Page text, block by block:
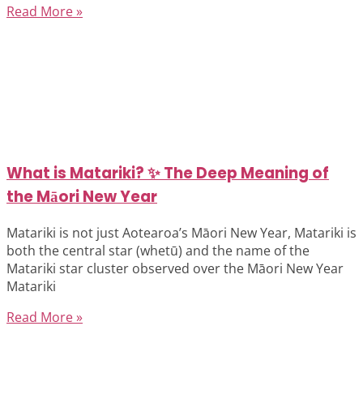
Read More »
What is Matariki? ✨ The Deep Meaning of
the Māori New Year
Matariki is not just Aotearoa’s Māori New Year, Matariki is
both the central star (whetū) and the name of the
Matariki star cluster observed over the Māori New Year
Matariki
Read More »